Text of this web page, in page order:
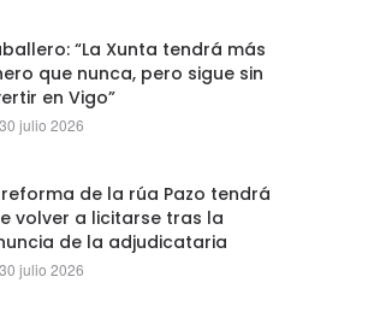
“La Xunta tendrá más
que nunca, pero sigue sin
en Vigo”
Posted
30 julio 2026
reforma de la rúa Pazo tendrá
volver a licitarse tras la
de la adjudicataria
Posted
30 julio 2026